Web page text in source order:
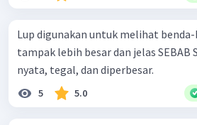
Lup digunakan untuk melihat
tampak lebih besar dan jelas SEBAB Sifat bayangan lup
nyata, tegal, dan diperbesar.
5 5.0